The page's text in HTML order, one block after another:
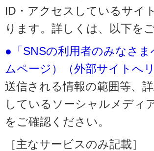
ID・アクセスしているサイ
ります。詳しくは、以下を
●「SNSの利用者のみなさ
ムページ）（外部サイトへリ
送信される情報の範囲等、
しているソーシャルメディ
をご確認ください。
［主なサービスのみ記載］